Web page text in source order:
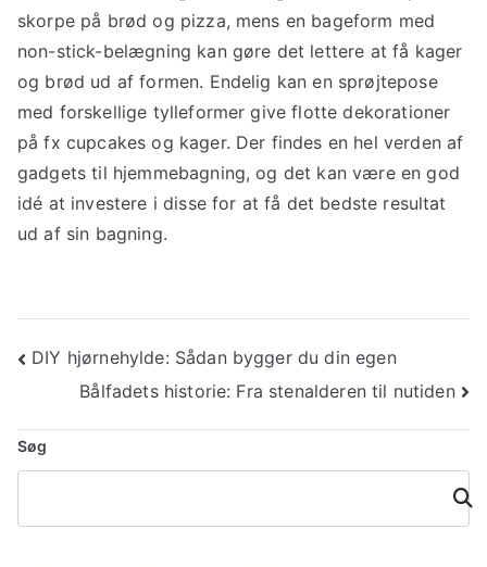
skorpe på brød og pizza, mens en bageform med
non-stick-belægning kan gøre det lettere at få kager
og brød ud af formen. Endelig kan en sprøjtepose
med forskellige tylleformer give flotte dekorationer
på fx cupcakes og kager. Der findes en hel verden af
gadgets til hjemmebagning, og det kan være en god
idé at investere i disse for at få det bedste resultat
ud af sin bagning.
Indlægsnavigation
DIY hjørnehylde: Sådan bygger du din egen
Bålfadets historie: Fra stenalderen til nutiden
Søg
Søg